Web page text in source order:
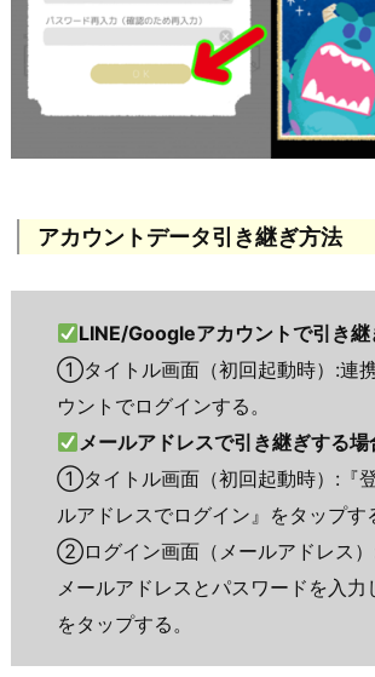
アカウントデータ引き継ぎ方法
LINE/Googleアカウントで引き継
①タイトル画面（初回起動時）:連
ウントでログインする。
メールアドレスで引き継ぎする場
①タイトル画面（初回起動時）:『
ルアドレスでログイン』をタップす
②ログイン画面（メールアドレス
メールアドレスとパスワードを入力
をタップする。